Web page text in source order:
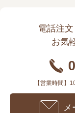
電話注
お気
【営業時間】